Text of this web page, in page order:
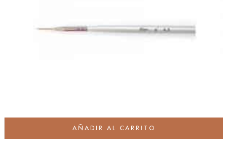
AÑADIR AL CARRITO